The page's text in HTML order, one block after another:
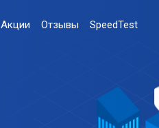
Акции Отзывы SpeedTest